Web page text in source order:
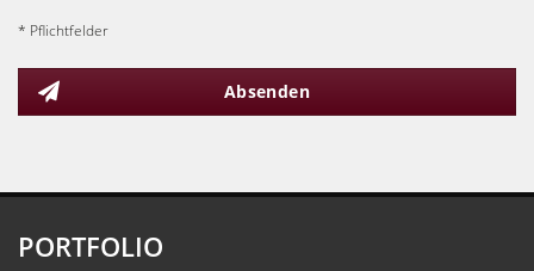
* Pflichtfelder
Absenden
PORTFOLIO